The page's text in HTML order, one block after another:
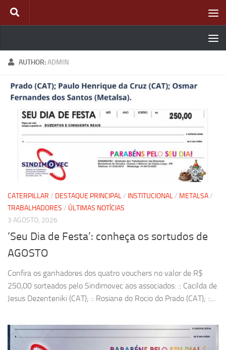
Skip to content
AUTHOR:ADMIN
CATERPILLAR / DESTAQUE PRINCIPAL/ INSTITUCIONAL/ METALSA/
TRABALHADORES / ÚLTIMAS NOTÍCIAS
3 AGOSTO, 2026
‘Seu Dia de Festa’: conheça os sortudos de
AGOSTO
Confira os ganhadores dos quatro vouchers no valor de R$
250,00 sorteados pelo Sindimovec aos associados: :: Cacilda de
Jesus Dezenteniki (CAT); :: Rosiane do Rocio do Prado (CAT); ::...